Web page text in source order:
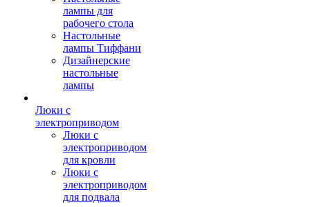
лампы для
рабочего стола
Настольные
лампы Тиффани
Дизайнерские
настольные
лампы
Люки с
электроприводом
Люки с
электроприводом
для кровли
Люки с
электроприводом
для подвала